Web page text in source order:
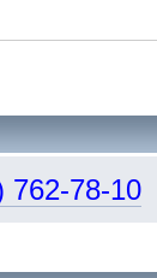
78-10